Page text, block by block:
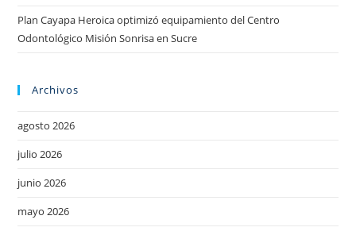
Plan Cayapa Heroica optimizó equipamiento del Centro
Odontológico Misión Sonrisa en Sucre
Archivos
agosto 2026
julio 2026
junio 2026
mayo 2026